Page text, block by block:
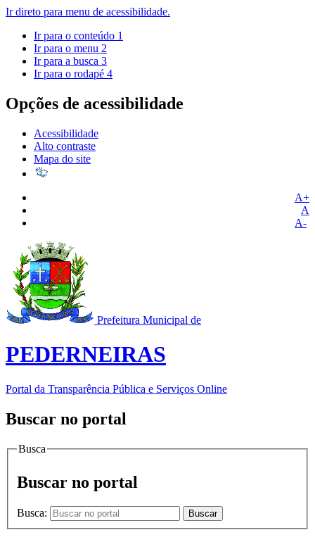
Ir direto para menu de acessibilidade.
Ir para o conteúdo 1
Ir para o menu 2
Ir para a busca 3
Ir para o rodapé 4
Opções de acessibilidade
Acessibilidade
Alto contraste
Mapa do site
A+
A
A-
Prefeitura Municipal de
PEDERNEIRAS
Portal da Transparência Pública e Serviços Online
Buscar no portal
Busca
Buscar no portal
Busca: Buscar